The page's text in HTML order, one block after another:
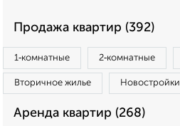
Продажа квартир (392)
1‑комнатные 2‑комнатные
Вторичное жилье Новостройки
Аренда квартир (268)